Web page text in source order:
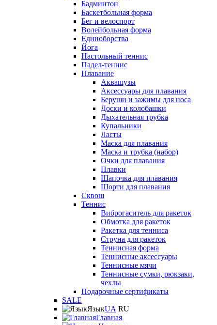
Бадминтон
Баскетбольная форма
Бег и велоспорт
Волейбольная форма
Единоборства
Йога
Настольный теннис
Падел-теннис
Плавание
Аквашузы
Аксессуары для плавания
Беруши и зажимы для носа
Доски и колобашки
Дыхательная трубка
Купальники
Ласты
Маска для плавания
Маска и трубка (набор)
Очки для плавания
Плавки
Шапочка для плавания
Шорти для плавания
Сквош
Теннис
Виброгаситель для ракеток
Обмотка для ракеток
Ракетка для тенниса
Струна для ракеток
Теннисная форма
Теннисные аксессуары
Теннисные мячи
Теннисные сумки, рюкзаки,
чехлы
Подарочные сертификаты
SALE
ЯзыкUA RU
Главная